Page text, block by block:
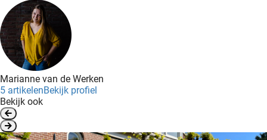
Marianne van de Werken
5 artikelenBekijk profiel
Bekijk ook